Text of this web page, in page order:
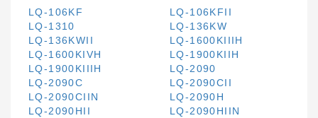
LQ-106KF
LQ-106KFII
LQ-1310
LQ-136KW
LQ-136KWII
LQ-1600KIIIH
LQ-1600KIVH
LQ-1900KIIH
LQ-1900KIIIH
LQ-2090
LQ-2090C
LQ-2090CII
LQ-2090CIIN
LQ-2090H
LQ-2090HII
LQ-2090HIIN